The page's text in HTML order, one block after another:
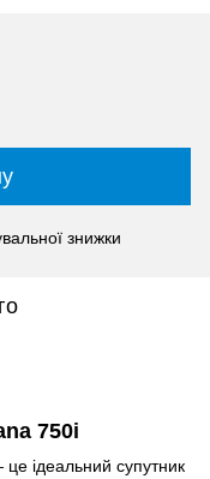
знижки
750i
ідеальний супутник